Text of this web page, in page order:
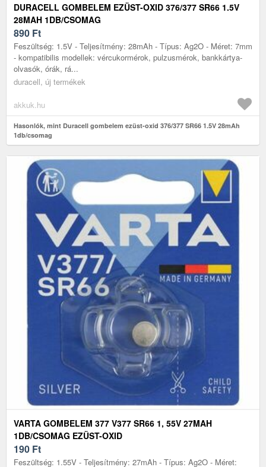
DURACELL GOMBELEM EZÜST-OXID 376/377 SR66 1.5V
28MAH 1DB/CSOMAG
890 Ft
Feszültség: 1.5V - Teljesítmény: 28mAh - Típus: Ag2O - Méret: 7mm
- kompatibilis modellek: vércukormérok, pulzusmérok, bankkártya-
olvasók, órák, rá...
duracell, új termékek
akkuk.hu
Hasonlók, mint Duracell gombelem ezüst-oxid 376/377 SR66 1.5V 28mAh
1db/csomag
VARTA GOMBELEM 377 V377 SR66 1, 55V 27MAH
1DB/CSOMAG EZÜST-OXID
190 Ft
Feszültség: 1.55V - Teljesítmény: 27mAh - Típus: Ag2O - Méret: